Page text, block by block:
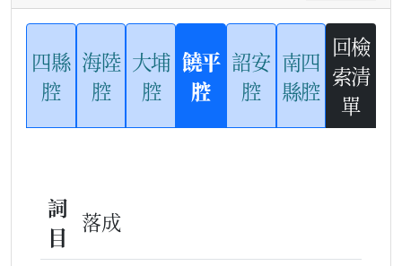
四縣
腔
海陸
腔
大埔
腔
饒平
腔
詔安
腔
南四
縣腔
回檢
索清
單
詞
目
落成